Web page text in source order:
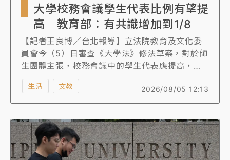
大學校務會議學生代表比例有望提
高 教育部：有共識增加到1/8
【記者王良博／台北報導】立法院教育及文化委
員會今（5）日審查《大學法》修法草案，對於師
生團體主張，校務會議中的學生代表應提高，教
育部指出，各界已有共識，可將學生代表比例提
高到1/8，並可漸進式提高，另外，各界對於提高
未兼行政職務教師代表的比例也有共識，但未兼
2026/08/05 12:13
生活 文教